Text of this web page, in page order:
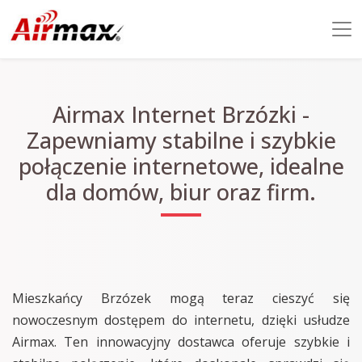
Airmax Internet Brzózki -
Zapewniamy stabilne i szybkie
połączenie internetowe, idealne
dla domów, biur oraz firm.
Mieszkańcy Brzózek mogą teraz cieszyć się
nowoczesnym dostępem do internetu, dzięki usłudze
Airmax. Ten innowacyjny dostawca oferuje szybkie i